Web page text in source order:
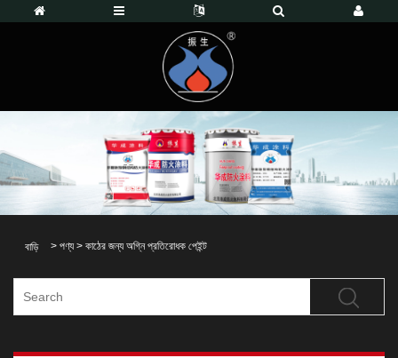
বাড়ি > পণ্য> কাঠের জন্য অগ্নি প্রতিরোধক পেইন্ট